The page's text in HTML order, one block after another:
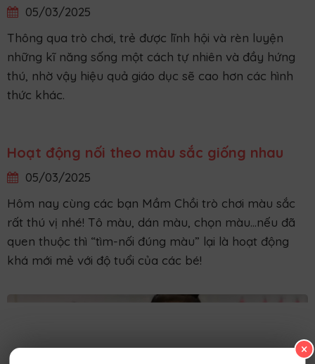
05/03/2025
Thông qua trò chơi, trẻ được lĩnh hội và rèn luyện
những kĩ năng sống một cách tự nhiên và đầy hứng
thú, nhờ vậy hiệu quả giáo dục sẽ cao hơn các hình
thức khác.
Hoạt động nối theo màu sắc giống nhau ×